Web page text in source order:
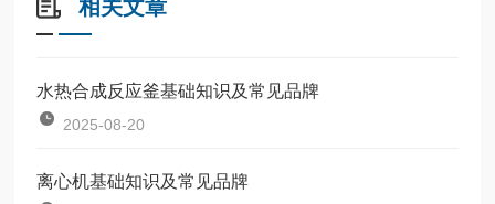
相关文章
水热合成反应釜基础知识及常见品牌
2025-08-20
离心机基础知识及常见品牌